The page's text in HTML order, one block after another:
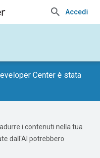
Accedi
Center è stata
i contenuti nella tua
dall'AI potrebbero